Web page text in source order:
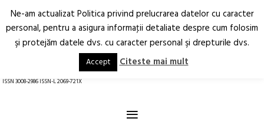
Arhitectură.
Oraș.
RO EN
ISSN 3008-2986 ISSN-L 2069-721X
≡
Ne-am actualizat Politica privind prelucrarea datelor cu caracter
personal, pentru a asigura informaţii detaliate despre cum folosim
şi protejăm datele dvs. cu caracter personal şi drepturile dvs.
Accept Citeste mai mult